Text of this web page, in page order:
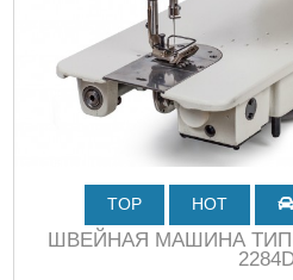
TOP HOT
ШВЕЙНАЯ МАШИНА ТИП